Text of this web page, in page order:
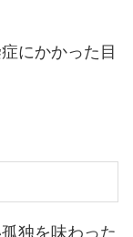
にかかった目
独を味わった